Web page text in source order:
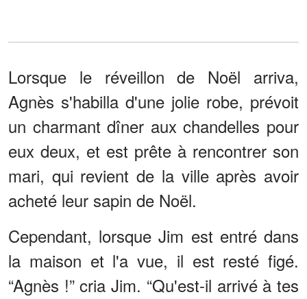
Lorsque le réveillon de Noël arriva,
Agnès s'habilla d'une jolie robe, prévoit
un charmant dîner aux chandelles pour
eux deux, et est prête à rencontrer son
mari, qui revient de la ville après avoir
acheté leur sapin de Noël.
Cependant, lorsque Jim est entré dans
la maison et l'a vue, il est resté figé.
“Agnès !” cria Jim. “Qu'est-il arrivé à tes